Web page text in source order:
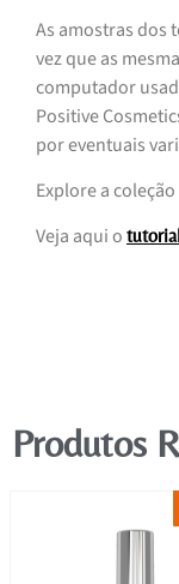
As amostras dos
vez que as
computador
Positive
por eventuais
Explore a
Veja aqui o tutorial
Produtos